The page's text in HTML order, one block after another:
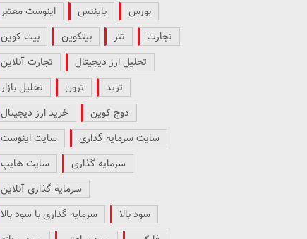
اینوست معتبر
بایننس
بورس
بیت کوین
بیتکوین تتر
تجارت
تجارت آنلاین
تحلیل ارز دیجیتال
تحلیل بازار
ترون
ترید
خرید ارز دیجیتال
دوج کوین
سایت اینوست
سایت سرمایه گذاری
سایت هایپ
سرمایه گذاری
سرمایه گذاری آنلاین
سرمایه گذاری با سود بالا
سود بالا